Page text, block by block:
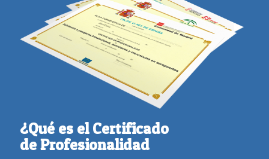
¿Qué es el Certificado
de Profesionalidad